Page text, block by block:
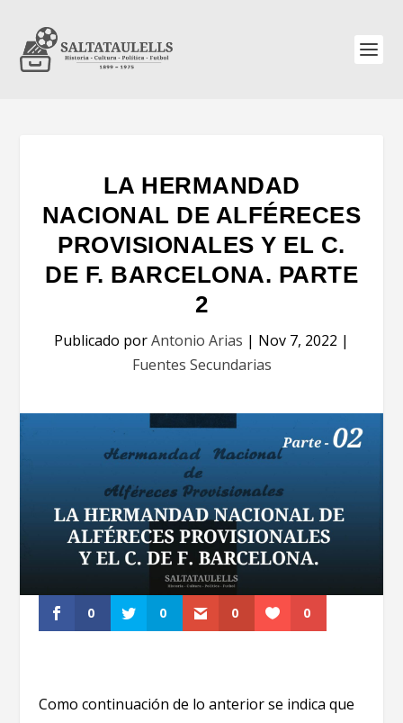
LA HERMANDAD
NACIONAL DE ALFÉRECES
PROVISIONALES Y EL C.
DE F. BARCELONA. PARTE
2
Publicado porAntonio Arias | Nov 7, 2022 |
Fuentes Secundarias
0 0 0 0
Como continuación de lo anterior se indica que